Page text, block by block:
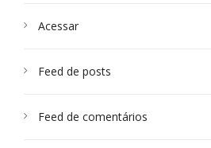
Acessar
Feed de posts
Feed de comentários